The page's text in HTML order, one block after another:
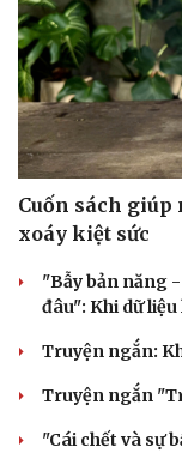
Cuốn sách
xoáy kiệt sức
"Bẫy bản năng
đâu": Khi dữ
Truyện ngắn:
Truyện ngắn
"Cái chết và sự